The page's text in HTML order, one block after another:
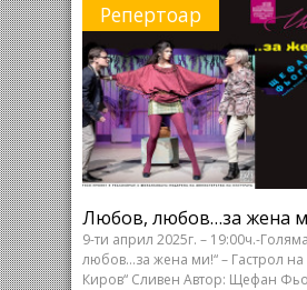
Репертоар
Любов, любов…за жена
9-ти април 2025г. – 19:00ч.-
любов…за жена ми!“ – Гастрол
Киров“ Сливен Автор: Щефан